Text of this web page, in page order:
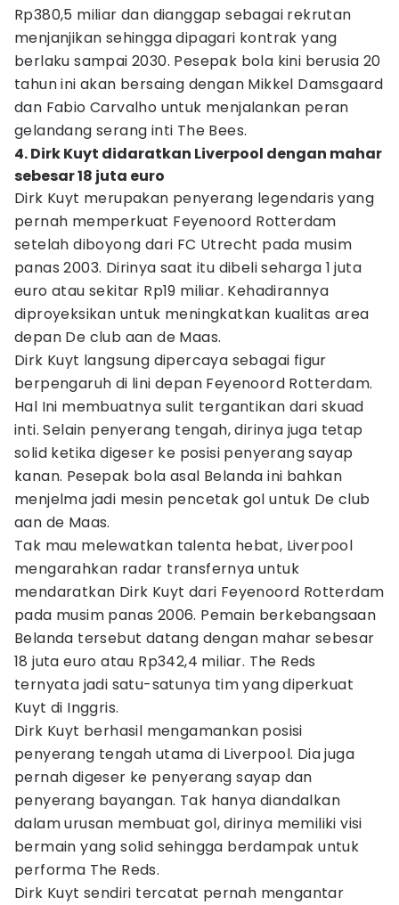
Rp380,5 miliar dan dianggap sebagai rekrutan
menjanjikan sehingga dipagari kontrak yang
berlaku sampai 2030. Pesepak bola kini berusia 20
tahun ini akan bersaing dengan Mikkel Damsgaard
dan Fabio Carvalho untuk menjalankan peran
gelandang serang inti The Bees.
4. Dirk Kuyt didaratkan Liverpool dengan mahar
sebesar 18 juta euro
Dirk Kuyt merupakan penyerang legendaris yang
pernah memperkuat Feyenoord Rotterdam
setelah diboyong dari FC Utrecht pada musim
panas 2003. Dirinya saat itu dibeli seharga 1 juta
euro atau sekitar Rp19 miliar. Kehadirannya
diproyeksikan untuk meningkatkan kualitas area
depan De club aan de Maas.
Dirk Kuyt langsung dipercaya sebagai figur
berpengaruh di lini depan Feyenoord Rotterdam.
Hal Ini membuatnya sulit tergantikan dari skuad
inti. Selain penyerang tengah, dirinya juga tetap
solid ketika digeser ke posisi penyerang sayap
kanan. Pesepak bola asal Belanda ini bahkan
menjelma jadi mesin pencetak gol untuk De club
aan de Maas.
Tak mau melewatkan talenta hebat, Liverpool
mengarahkan radar transfernya untuk
mendaratkan Dirk Kuyt dari Feyenoord Rotterdam
pada musim panas 2006. Pemain berkebangsaan
Belanda tersebut datang dengan mahar sebesar
18 juta euro atau Rp342,4 miliar. The Reds
ternyata jadi satu-satunya tim yang diperkuat
Kuyt di Inggris.
Dirk Kuyt berhasil mengamankan posisi
penyerang tengah utama di Liverpool. Dia juga
pernah digeser ke penyerang sayap dan
penyerang bayangan. Tak hanya diandalkan
dalam urusan membuat gol, dirinya memiliki visi
bermain yang solid sehingga berdampak untuk
performa The Reds.
Dirk Kuyt sendiri tercatat pernah mengantar